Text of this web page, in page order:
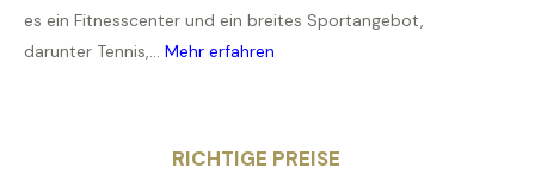
es ein Fitnesscenter und ein breites Sportangebot,
darunter Tennis,... Mehr erfahren
RICHTIGE PREISE